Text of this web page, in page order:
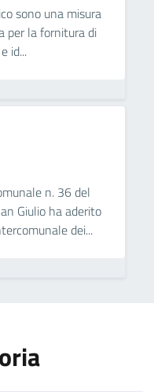
sono una misura
per la fornitura di
id...
n. 36 del
Giulio ha aderito
dei...